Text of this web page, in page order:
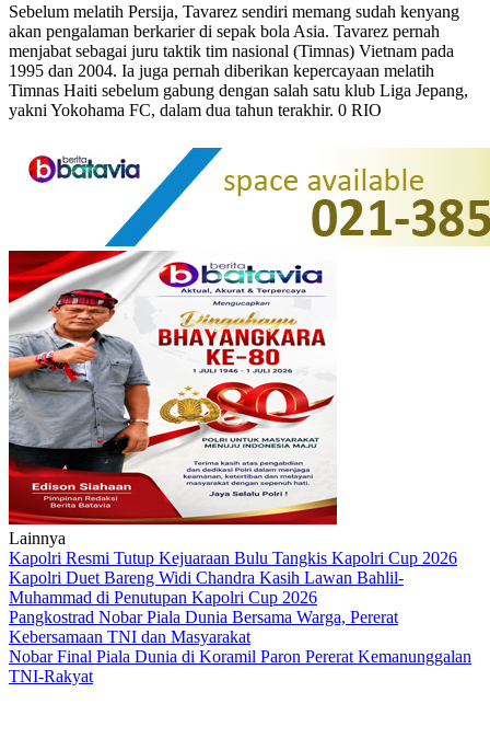
Sebelum melatih Persija, Tavarez sendiri memang sudah kenyang
akan pengalaman berkarier di sepak bola Asia. Tavarez pernah
menjabat sebagai juru taktik tim nasional (Timnas) Vietnam pada
1995 dan 2004. Ia juga pernah diberikan kepercayaan melatih
Timnas Haiti sebelum gabung dengan salah satu klub Liga Jepang,
yakni Yokohama FC, dalam dua tahun terakhir. 0 RIO
Lainnya
Kapolri Resmi Tutup Kejuaraan Bulu Tangkis Kapolri Cup 2026
Kapolri Duet Bareng Widi Chandra Kasih Lawan Bahlil-
Muhammad di Penutupan Kapolri Cup 2026
Pangkostrad Nobar Piala Dunia Bersama Warga, Pererat
Kebersamaan TNI dan Masyarakat
Nobar Final Piala Dunia di Koramil Paron Pererat Kemanunggalan
TNI-Rakyat